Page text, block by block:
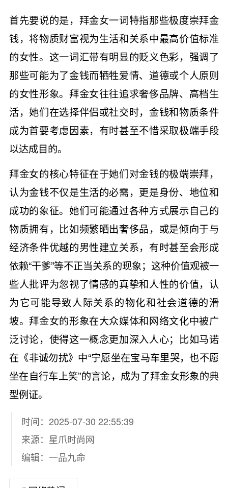
首先要说的是，拜金女一词特指那些极度崇拜金
钱，将物质财富视为生活和关系中最高价值标准
的女性。这一词汇带有明显的贬义色彩，强调了
那些可能为了金钱而牺牲爱情、道德或个人原则
的女性形象。拜金女往往追求奢侈品牌、高档生
活，她们在选择伴侣或社交时，金钱和物质条件
成为首要考虑因素，有时甚至不惜采取极端手段
以达成目的。
拜金女的核心特征在于她们对金钱的极端崇拜，
认为金钱不仅是生活的必需，更是身份、地位和
成功的象征。她们可能通过各种方式展示自己的
物质拥有，比如频繁晒出奢侈品，或是倾向于与
经济条件优越的男性建立关系，有时甚至会形成
依赖“干爹”等不正当关系的现象；这种价值观被一
些人批评为忽视了情感的真挚和人性的价值，认
为它可能导致人际关系的物化和社会道德的滑
坡。拜金女的形象在大众媒体和网络文化中被广
泛讨论，使得这一概念更加深入人心；比如马诺
在《非诚勿扰》中“宁愿坐在宝马车里哭，也不愿
坐在自行车上笑”的言论，成为了拜金女形象的典
型例证。
时间：2025-07-30 22:55:39
来源： 星爪时尚网
编辑：一品九命